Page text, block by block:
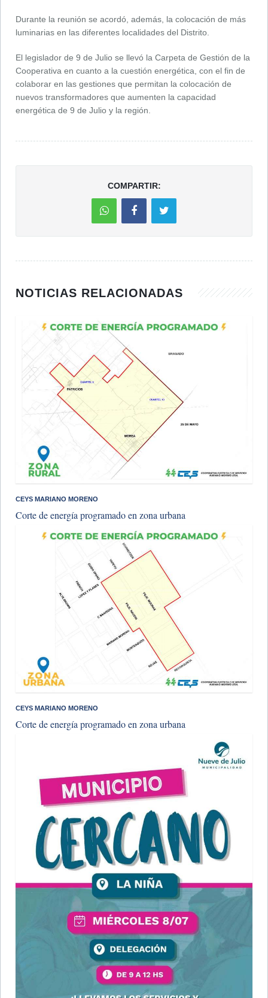
Durante la reunión se acordó, además, la colocación de más
luminarias en las diferentes localidades del Distrito.
El legislador de 9 de Julio se llevó la Carpeta de Gestión de la
Cooperativa en cuanto a la cuestión energética, con el fin de
colaborar en las gestiones que permitan la colocación de
nuevos transformadores que aumenten la capacidad
energética de 9 de Julio y la región.
COMPARTIR:
NOTICIAS RELACIONADAS
CEYS MARIANO MORENO
Corte de energía programado en zona urbana
CEYS MARIANO MORENO
Corte de energía programado en zona urbana